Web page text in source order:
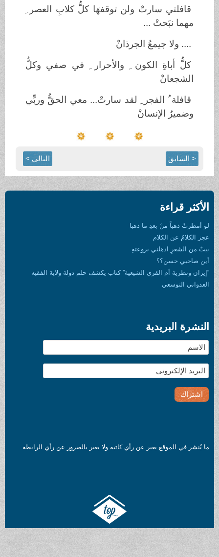
قافلتي سارتْ ولن توقفهَا كلُّ كلابِ العصر ِ
مهما نبَحتْ ...
.... ولا جيمعُ الجرذانْ
كلُّ أباةِ الكون ِ والأحرار ِ في صفي وكلُّ
الشجعانْ
قافلة ُ الفجر ِ لقد سارتْ... معي الحقُّ وربِّي
وضميرُ الإنسانْ
< السابق التالي >
الأكثر قراءة
لو أمطرتْ ذهباً منْ بعدِ ما ذهبا
عجز الكلامُ عن الكلام
بيتٌ من الشعرِ اذهلني بروعتهِ
أين صاحبي حسن؟؟
“إيران ونظرية أم القرى الشيعية” كتاب يكشف حلم دولة ولاية الفقيه
العدواني التوسعي
النشرة البريدية
ما يُنشر في الموقع يعبر عن رأي كاتبه ولا يعبر بالضرور عن رأي الرابطة